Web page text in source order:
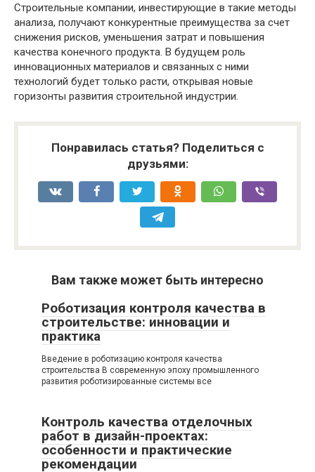
Строительные компании, инвестирующие в такие методы
анализа, получают конкурентные преимущества за счет
снижения рисков, уменьшения затрат и повышения
качества конечного продукта. В будущем роль
инновационных материалов и связанных с ними
технологий будет только расти, открывая новые
горизонты развития строительной индустрии.
Понравилась статья? Поделиться с
друзьями:
Вам также может быть интересно
Роботизация контроля качества в
строительстве: инновации и
практика
Введение в роботизацию контроля качества
строительства В современную эпоху промышленного
развития роботизированные системы все
Контроль качества отделочных
работ в дизайн-проектах:
особенности и практические
рекомендации